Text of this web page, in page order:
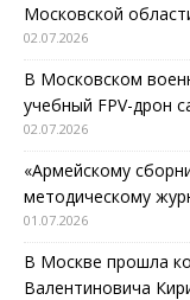
Московской
02.07.2026
В Московском
учебный FPV-дрон
02.07.2026
«Армейскому
методическому
01.07.2026
В Москве прошла
Валентиновича